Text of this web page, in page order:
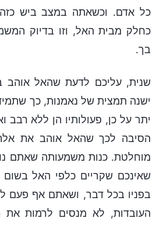
כל אדם. וכשאתה במצב ביש
כחלק מבית האל, וזו בדיוק
בך.
שנית, עליכם לדעת שהאל אוהב
ישנה תמצית של נאמנות, כך
יתר על כן, פעולותיו הן ללא רבב
הסיבה לכך שהאל אוהב את אלה
מוחלטת. כנות משמעותה שאתם
שאינכם שקריים כלפי האל
בפניו בכל דבר, ושאתם אף פעם
העובדות, לא מנסים לרמות את